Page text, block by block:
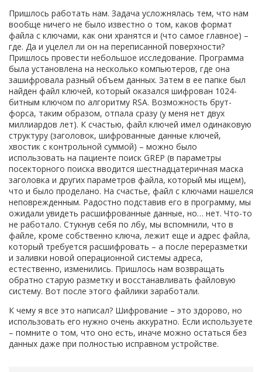
Пришлось работать нам. Задача усложнялась тем, что нам
вообще ничего не было известно о том, каков формат
файла с ключами, как они хранятся и (что самое главное) –
где. Да и уцелел ли он на переписанной поверхности?
Пришлось провести небольшое исследование. Программа
была установлена на несколько компьютеров, где она
зашифровала разный объем данных. Затем в ее папке был
найден файл ключей, который оказался шифрован 1024-
битным ключом по алгоритму RSA. Возможность брут-
форса, таким образом, отпала сразу (у меня нет двух
миллиардов лет). К счастью, файл ключей имел одинаковую
структуру (заголовок, шифрованные данные ключей,
хвостик с контрольной суммой) – можно было
использовать на пациенте поиск GREP (в параметры
посекторного поиска вводится шестнадцатеричная маска
заголовка и других параметров файла, который мы ищем),
что и было проделано. На счастье, файл с ключами нашелся
неповрежденным. Радостно подставив его в программу, мы
ожидали увидеть расшифрованные данные, но… нет. Что-то
не работало. Стукнув себя по лбу, мы вспомнили, что в
файле, кроме собственно ключа, лежит еще и адрес файла,
который требуется расшифровать – а после переразметки
и заливки новой операционной системы адреса,
естественно, изменились. Пришлось нам возвращать
обратно старую разметку и восстанавливать файловую
систему. Вот после этого файлики заработали.
К чему я все это написал? Шифрование – это здорово, но
использовать его нужно очень аккуратно. Если используете
– помните о том, что оно есть, иначе можно остаться без
данных даже при полностью исправном устройстве.